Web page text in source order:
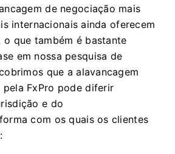
de negociação mais
internacionais ainda oferecem
o que também é bastante
em nossa pesquisa de
que a alavancagem
pela FxPro pode diferir
e do
com os quais os clientes